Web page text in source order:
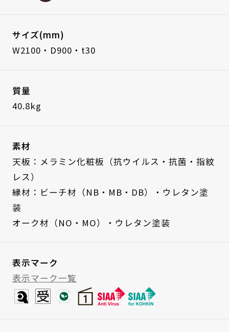
サイズ(mm)
W2100・D900・t30
質量
40.8kg
素材
天板：メラミン化粧板（抗ウイルス・抗菌・指紋
レス）
縁材：ビーチ材（NB・MB・DB）・ウレタン塗
装
オーク材（NO・MO）・ウレタン塗装
表示マーク
表示マーク一覧